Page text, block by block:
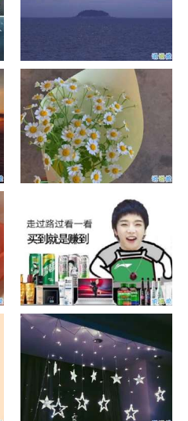
晚安励志语录带图片 晚安心语
励志鸡汤
晒风景照的唯美说说配图 适合
发风景的朋友圈文案
抖音摆地摊文案 摆地摊的搞笑
说说带图片